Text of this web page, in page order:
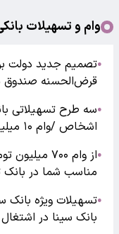
وام و تسهیلات
●تصمیم جدید دولت
قرض‌الحسنه
●سه طرح تسهیلاتی
اشخاص /وام ۱۰ میلیاردی بدون ضامن
●
مناسب شما در
●تسهیلات ویژه
بانک سینا در اشتغال